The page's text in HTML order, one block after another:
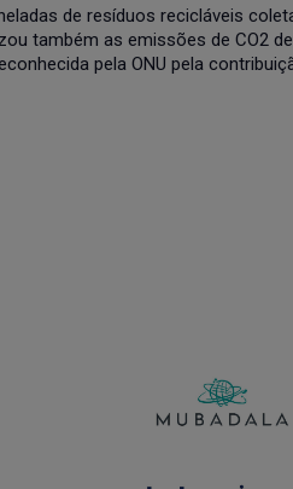
de resíduos recicláveis
também as emissões de CO2
pela ONU pela